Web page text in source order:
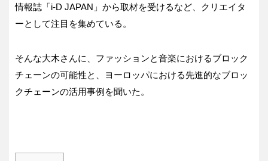
情報誌「i-D JAPAN」から取材を受けるなど、クリエイタ
ーとして注目を集めている。
そんな大木さんに、ファッションと音楽におけるブロック
チェーンの可能性と、ヨーロッパにおける先進的なブロッ
クチェーンの活用事例を聞いた。